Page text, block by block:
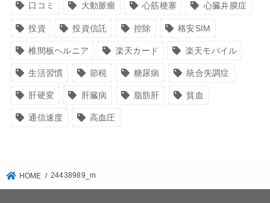
口コミ 大動脈瘤 心筋梗塞 心臓弁膜症
投資 投資信託 控除 格安SIM
椎間板ヘルニア 楽天カード 楽天モバイル
生活習慣 節税 糖尿病 統合失調症
肝硬変 肝臓病 脂肪肝 貧血
通信速度 高血圧
HOME 24438989_m